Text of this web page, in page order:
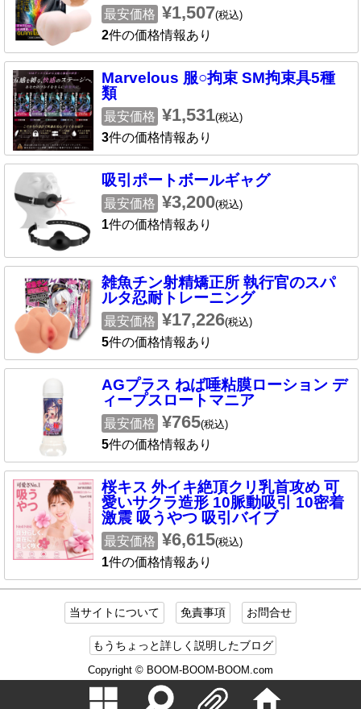
最安価格 ¥1,507(税込)
2件の価格情報あり
Marvelous 服○拘束 SM拘束具5種
類
最安価格 ¥1,531(税込)
3件の価格情報あり
吸引ポートボールギャグ
最安価格 ¥3,200(税込)
1件の価格情報あり
雑魚チン射精矯正所 執行官のスパ
ルタ忍耐トレーニング
最安価格 ¥17,226(税込)
5件の価格情報あり
AGプラス ねば唾粘膜ローション デ
ィープスロートマニア
最安価格 ¥765(税込)
5件の価格情報あり
桜キス 外イキ絶頂クリ乳首攻め 可
愛いサクラ造形 10脈動吸引 10密着
激震 吸うやつ 吸引バイブ
最安価格 ¥6,615(税込)
1件の価格情報あり
当サイトについて 免責事項 お問合せ
もうちょっと詳しく説明したブログ
Copyright © BOOM-BOOM-BOOM.com